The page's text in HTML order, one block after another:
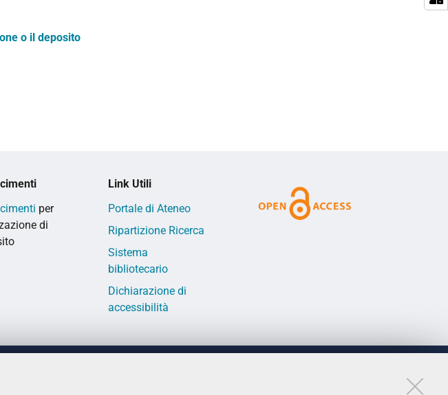
o il deposito
per
di
Link Utili
Portale di Ateneo
Ripartizione Ricerca
Sistema
bibliotecario
Dichiarazione di
accessibilità